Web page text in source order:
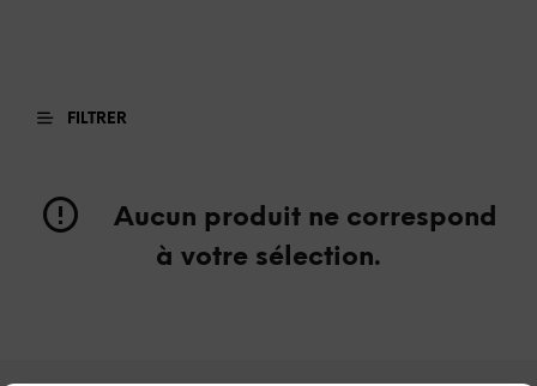
FILTRER
Aucun produit ne correspond
à votre sélection.